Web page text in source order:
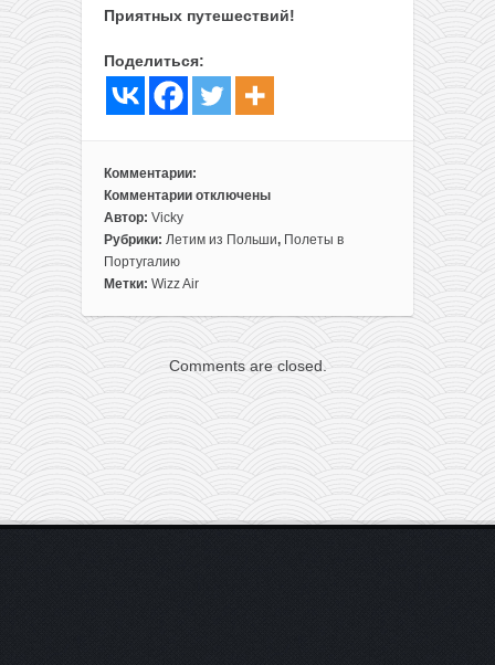
Приятных путешествий!
Поделиться:
Комментарии:
Комментарии
к
записи
Прямые
рейсы
Варшавы
Лиссабон
всего
за
одну
(членам
отключены
Автор: Vicky
Рубрики: Летим из Польши, Полеты в
Португалию
Метки: Wizz Air
Comments are closed.